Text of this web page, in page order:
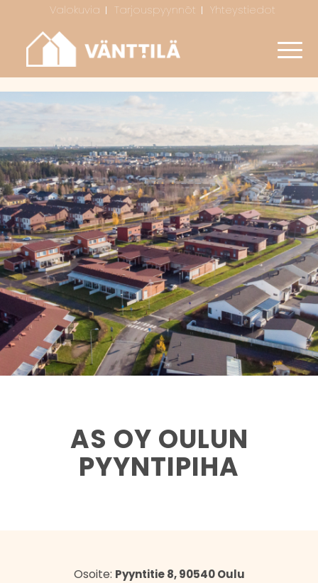
Valokuvia Tarjouspyynnöt Yhteystiedot
AS OY OULUN
PYYNTIPIHA
Osoite: Pyyntitie 8, 90540 Oulu